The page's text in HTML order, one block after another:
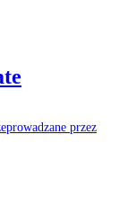
przez